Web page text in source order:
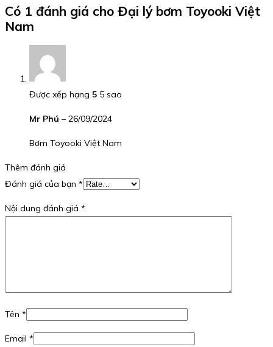
Có 1 đánh giá cho Đại lý bơm Toyooki Việt
Nam
Được xếp hạng 5 5 sao
Mr Phú – 26/09/2024
Bơm Toyooki Việt Nam
Thêm đánh giá
Đánh giá của bạn *
Nội dung đánh giá *
Tên *
Email *